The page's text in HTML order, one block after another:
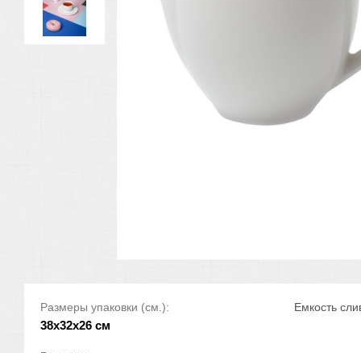
Размеры упаковки (см.):
38x32x26 см
Емкость